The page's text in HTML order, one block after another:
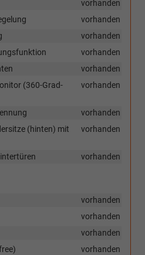
vorhanden
vorhanden
vorhanden
vorhanden
vorhanden
vorhanden
(360-Grad-
vorhanden
vorhanden
(hinten) mit
vorhanden
vorhanden
vorhanden
vorhanden
vorhanden